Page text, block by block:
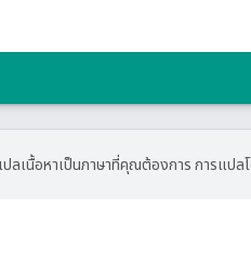
ปลเนื้อหาเป็นภาษาที่คุณต้องการ การแปล